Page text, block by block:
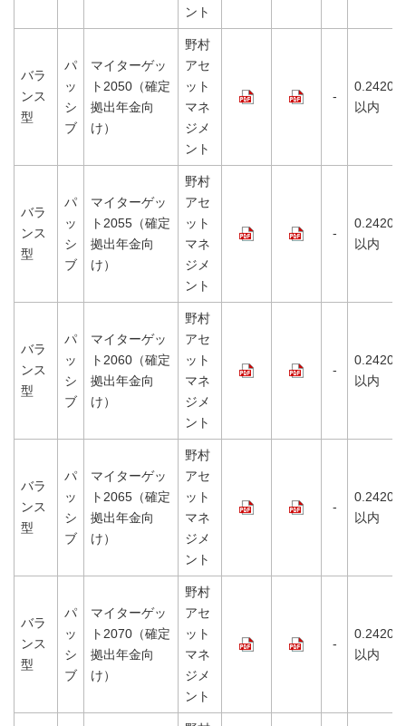
ント
バラ
ンス
型
パ
ッ
シ
ブ
マイターゲッ
ト2050（確定
拠出年金向
け）
野村
アセ
ット
マネ
ジメ
ント
-
0.2420%
以内
バラ
ンス
型
パ
ッ
シ
ブ
マイターゲッ
ト2055（確定
拠出年金向
け）
野村
アセ
ット
マネ
ジメ
ント
-
0.2420%
以内
バラ
ンス
型
パ
ッ
シ
ブ
マイターゲッ
ト2060（確定
拠出年金向
け）
野村
アセ
ット
マネ
ジメ
ント
-
0.2420%
以内
バラ
ンス
型
パ
ッ
シ
ブ
マイターゲッ
ト2065（確定
拠出年金向
け）
野村
アセ
ット
マネ
ジメ
ント
-
0.2420%
以内
バラ
ンス
型
パ
ッ
シ
ブ
マイターゲッ
ト2070（確定
拠出年金向
け）
野村
アセ
ット
マネ
ジメ
ント
-
0.2420%
以内